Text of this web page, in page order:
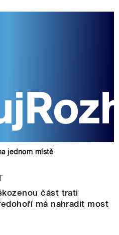
jednom místě
část trati
má nahradit most